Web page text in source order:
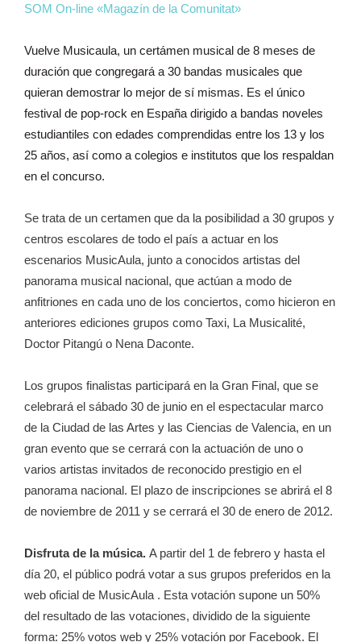
SOM On-line «Magazín de la Comunitat»
Vuelve Musicaula, un certámen musical de 8 meses de
duración que congregará a 30 bandas musicales que
quieran demostrar lo mejor de sí mismas. Es el único
festival de pop-rock en España dirigido a bandas noveles
estudiantiles con edades comprendidas entre los 13 y los
25 años, así como a colegios e institutos que los respaldan
en el concurso.
Se trata de un certamen que da la posibilidad a 30 grupos y
centros escolares de todo el país a actuar en los
escenarios MusicAula, junto a conocidos artistas del
panorama musical nacional, que actúan a modo de
anfitriones en cada uno de los conciertos, como hicieron en
anteriores ediciones grupos como Taxi, La Musicalité,
Doctor Pitangú o Nena Daconte.
Los grupos finalistas participará en la Gran Final, que se
celebrará el sábado 30 de junio en el espectacular marco
de la Ciudad de las Artes y las Ciencias de Valencia, en un
gran evento que se cerrará con la actuación de uno o
varios artistas invitados de reconocido prestigio en el
panorama nacional. El plazo de inscripciones se abrirá el 8
de noviembre de 2011 y se cerrará el 30 de enero de 2012.
Disfruta de la música. A partir del 1 de febrero y hasta el
día 20, el público podrá votar a sus grupos preferidos en la
web oficial de MusicAula . Esta votación supone un 50%
del resultado de las votaciones, dividido de la siguiente
forma: 25% votos web y 25% votación por Facebook. El